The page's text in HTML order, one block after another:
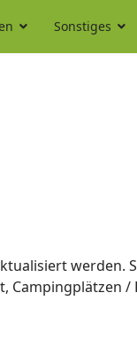
Sonstiges
werden.
Campingplätzen